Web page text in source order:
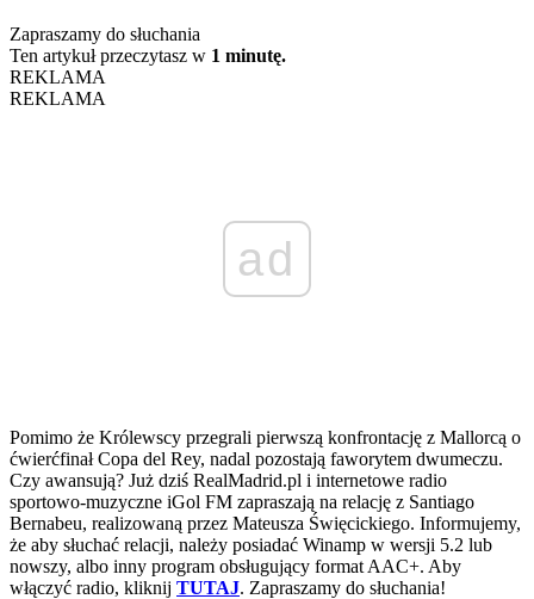
Zapraszamy do słuchania
Ten artykuł przeczytasz w 1 minutę.
REKLAMA
REKLAMA
ad
Pomimo że Królewscy przegrali pierwszą konfrontację z Mallorcą o
ćwierćfinał Copa del Rey, nadal pozostają faworytem dwumeczu.
Czy awansują? Już dziś RealMadrid.pl i internetowe radio
sportowo-muzyczne iGol FM zapraszają na relację z Santiago
Bernabeu, realizowaną przez Mateusza Święcickiego. Informujemy,
że aby słuchać relacji, należy posiadać Winamp w wersji 5.2 lub
nowszy, albo inny program obsługujący format AAC+. Aby
włączyć radio, kliknij TUTAJ. Zapraszamy do słuchania!